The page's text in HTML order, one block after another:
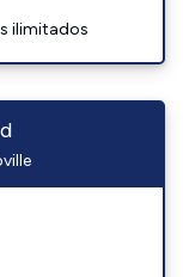
ilimitados